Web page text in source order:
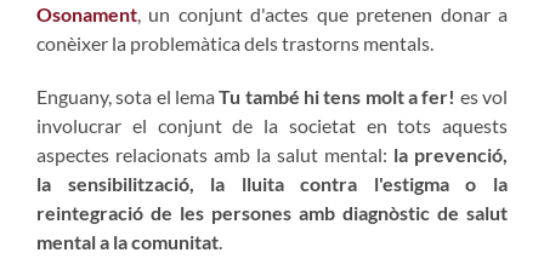
Osonament, un conjunt d'actes que pretenen donar a
conèixer la problemàtica dels trastorns mentals.
Enguany, sota el lemaTu també hi tens molt a fer! es vol
involucrar el conjunt de la societat en tots aquests
aspectes relacionats amb la salut mental: la prevenció,
la sensibilització, la lluita contra l'estigma o la
reintegració de les persones amb diagnòstic de salut
mental a la comunitat.